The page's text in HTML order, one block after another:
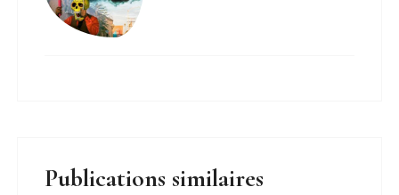
Publications similaires